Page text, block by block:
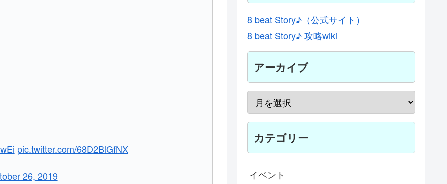
pic.twitter.com/68D2BlGfNX
26, 2019
8 beat Story♪（公式サイト）
8 beat Story♪ 攻略wiki
アーカイブ
カテゴリー
イベント